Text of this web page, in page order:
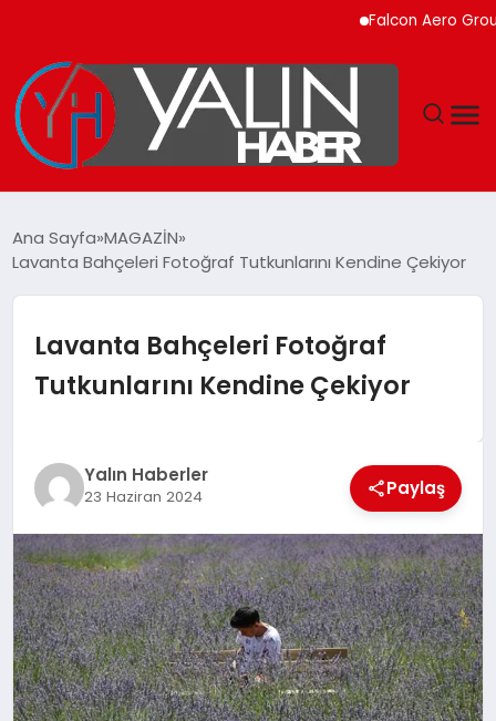
Falcon Aero Group,
DÜNYA
EKONOMİ
EĞİTİM
TEKNOLOJİ
MAGAZİN
SAĞLIK
Ana Sayfa MAGAZİN
Lavanta Bahçeleri Fotoğraf Tutkunlarını Kendine Çekiyor
Lavanta Bahçeleri Fotoğraf
Tutkunlarını Kendine Çekiyor
Yalın Haberler
23 Haziran 2024 Paylaş